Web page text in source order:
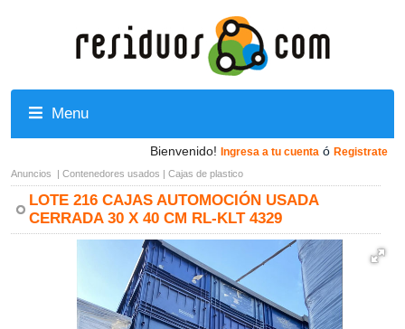
Menu
Bienvenido! Ingresa a tu cuenta ó Registrate
Anuncios | Contenedores usados | Cajas de plastico
LOTE 216 CAJAS AUTOMOCIÓN USADA
CERRADA 30 X 40 CM RL-KLT 4329